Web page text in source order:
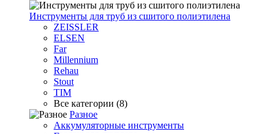
Инструменты для труб из сшитого полиэтилена
ZEISSLER
ELSEN
Far
Millennium
Rehau
Stout
TIM
Все категории (8)
Разное
Аккумуляторные инструменты